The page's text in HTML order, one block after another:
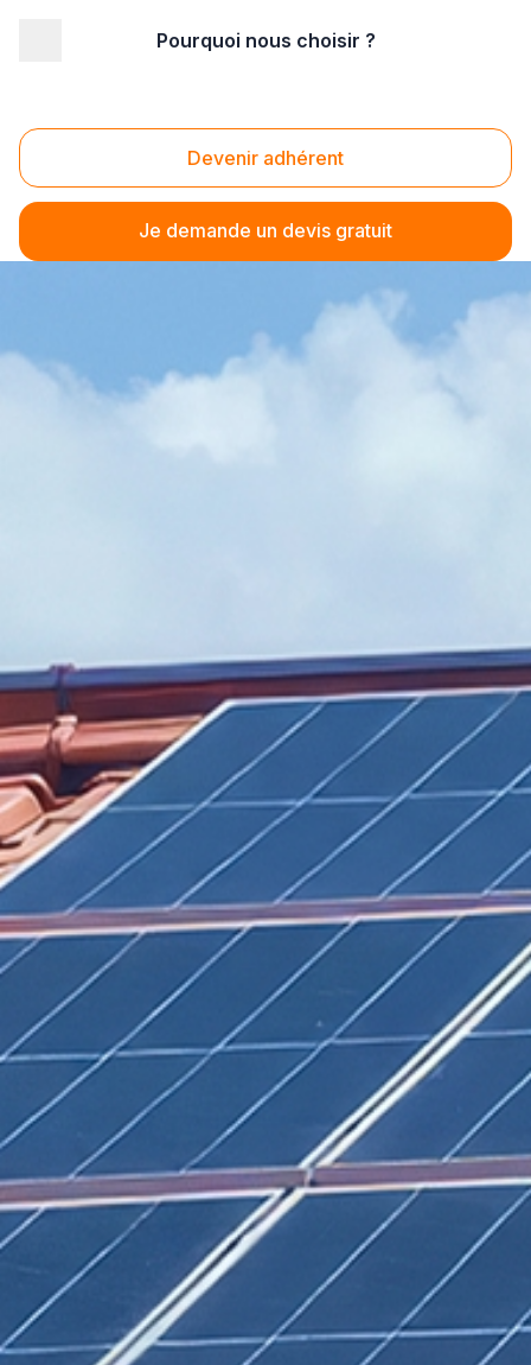
Pourquoi nous choisir ?
Devenir adhérent
Je demande un devis gratuit